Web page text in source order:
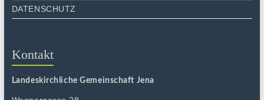
DATENSCHUTZ
Kontakt
Landeskirchliche Gemeinschaft Jena